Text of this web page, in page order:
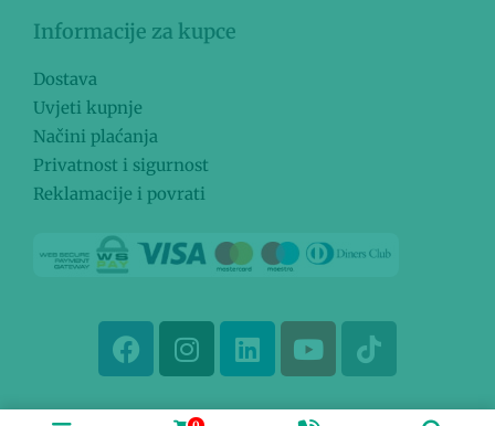
Informacije za kupce
Dostava
Uvjeti kupnje
Načini plaćanja
Privatnost i sigurnost
Reklamacije i povrati